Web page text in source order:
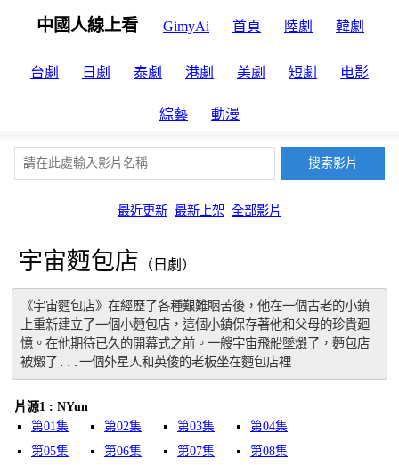
中國人線上看 GimyAi 首頁 陸劇 韓劇
台劇 日劇 泰劇 港劇 美劇 短劇 电影
綜藝 動漫
最近更新 最新上架 全部影片
宇宙麪包店 （日劇）
《宇宙麪包店》在經歷了各種艱難睏苦後，他在一個古老的小鎮
上重新建立了一個小麪包店，這個小鎮保存著他和父母的珍貴廻
憶。在他期待已久的開幕式之前。一艘宇宙飛船墜燬了，麪包店
被燬了...一個外星人和英俊的老板坐在麪包店裡
片源1 : NYun
第01集
第02集 第03集
第04集
第05集
第06集 第07集 第08集